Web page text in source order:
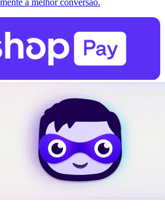
a melhor conversão.